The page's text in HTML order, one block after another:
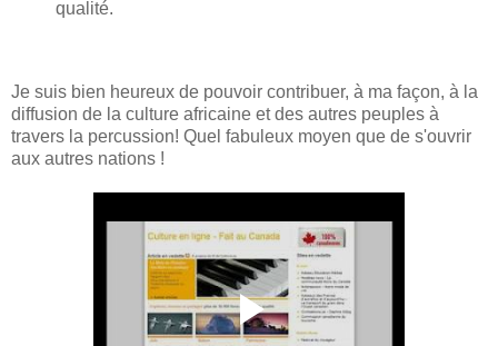
qualité.
Je suis bien heureux de pouvoir contribuer, à ma façon, à la
diffusion de la culture africaine et des autres peuples à
travers la percussion! Quel fabuleux moyen que de s'ouvrir
aux autres nations !